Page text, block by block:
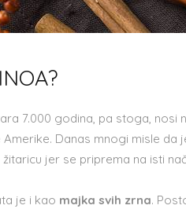
7.000 godina, pa stoga, nosi
Amerike. Danas mnogi misle da
jer se priprema na isti
je i kao majka svih zrna.